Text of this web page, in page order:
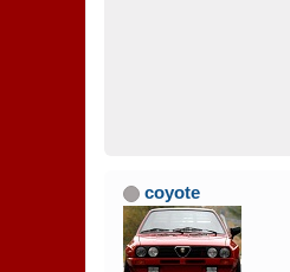
coyote